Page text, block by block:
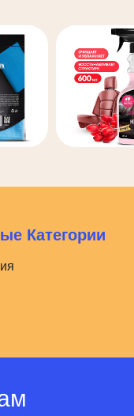
Категории